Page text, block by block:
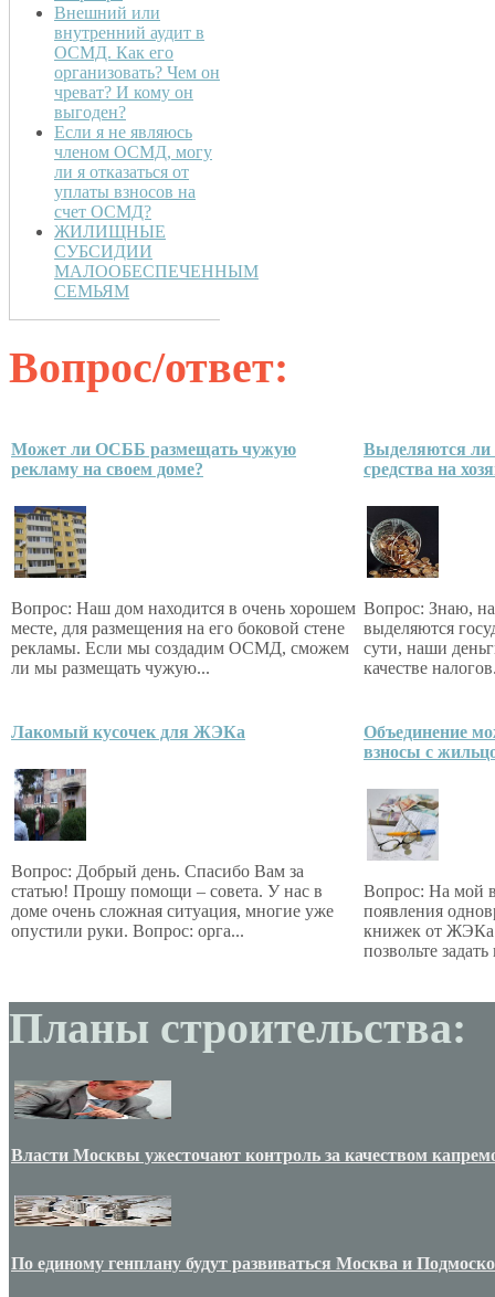
Внешний или
внутренний аудит в
ОСМД. Как его
организовать? Чем он
чреват? И кому он
выгоден?
Если я не являюсь
членом ОСМД, могу
ли я отказаться от
уплаты взносов на
счет ОСМД?
ЖИЛИЩНЫЕ
СУБСИДИИ
МАЛООБЕСПЕЧЕННЫМ
СЕМЬЯМ
Вопрос/ответ:
Может ли ОСББ размещать чужую
рекламу на своем доме?
Вопрос: Наш дом находится в очень хорошем
месте, для размещения на его боковой стене
рекламы. Если мы создадим ОСМД, сможем
ли мы размещать чужую...
Выделяются ли
средства на
Вопрос: Знаю,
выделяются
сути, наши
качестве
Лакомый кусочек для ЖЭКа
Вопрос: Добрый день. Спасибо Вам за
статью! Прошу помощи – совета. У нас в
доме очень сложная ситуация, многие уже
опустили руки. Вопрос: орга...
Объединение
взносы с
Вопрос: На мой
появления
книжек от ЖЭКа
позвольте
Планы строительства:
Власти Москвы ужесточают контроль за качеством
По единому генплану будут развиваться Москва и